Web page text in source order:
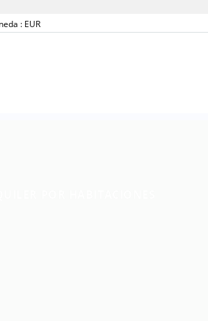
: EUR